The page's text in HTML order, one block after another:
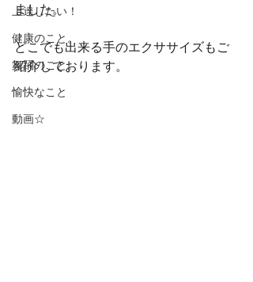
上達したい！
健康のこと。
舞踊のこと。
愉快なこと
動画☆
ました。
どこでも出来る手のエクササイズもご
紹介しております。